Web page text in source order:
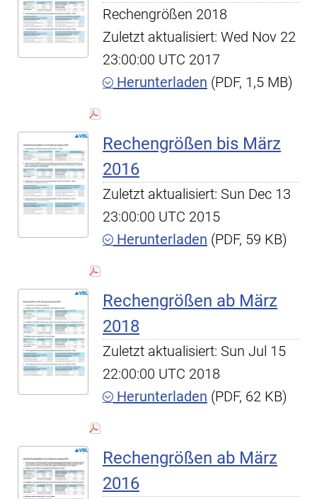
Rechengrößen 2018
Zuletzt aktualisiert: Wed Nov 22
23:00:00 UTC 2017
Herunterladen (PDF, 1,5 MB)
Rechengrößen bis März
2016
Zuletzt aktualisiert: Sun Dec 13
23:00:00 UTC 2015
Herunterladen (PDF, 59 KB)
Rechengrößen ab März
2018
Zuletzt aktualisiert: Sun Jul 15
22:00:00 UTC 2018
Herunterladen (PDF, 62 KB)
Rechengrößen ab März
2016